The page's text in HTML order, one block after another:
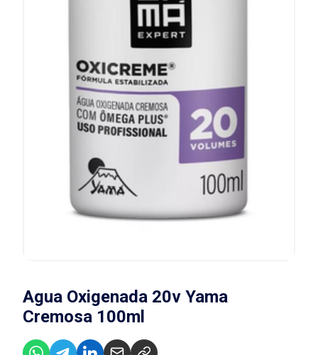
Agua Oxigenada 20v Yama
Cremosa 100ml